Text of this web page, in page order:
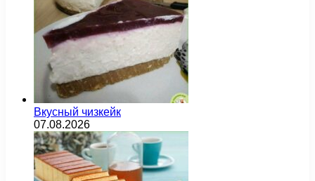
Вкусный чизкейк
07.08.2026